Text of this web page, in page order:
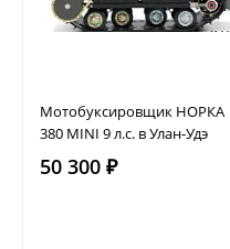
Мотобуксировщик НОРКА
380 MINI 9 л.с. в Улан-Удэ
50 300 ₽